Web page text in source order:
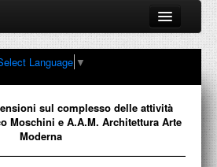
Moderna
e contaminazioni tra Arte,
Language ▼
sul complesso delle attività
Moschini e A.A.M. Architettura Arte
Moderna